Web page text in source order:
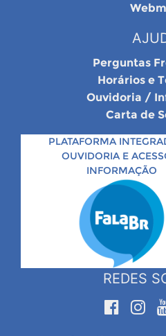
Perguntas
Horários e
Ouvidoria /
Carta de
PLATAFORMA
OUVIDORIA E
INFORMAÇÃO
REDES